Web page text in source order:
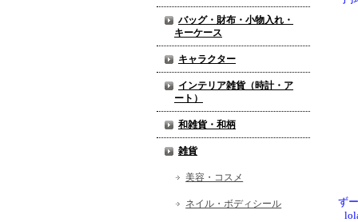
バッグ・財布・小物入れ・
キーケース
キャラクター
インテリア雑貨（時計・ア
ート）
和雑貨・和柄
雑貨
美容・コスメ
ネイル・ボディシール
ず